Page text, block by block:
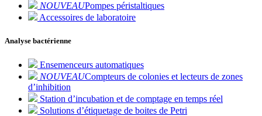
NOUVEAUPompes péristaltiques
Accessoires de laboratoire
Analyse bactérienne
Ensemenceurs automatiques
NOUVEAUCompteurs de colonies et lecteurs de zones
d’inhibition
Station d’incubation et de comptage en temps réel
Solutions d’étiquetage de boites de Petri